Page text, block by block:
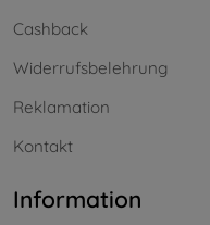
Cashback
Widerrufsbelehrung
Reklamation
Kontakt
Information